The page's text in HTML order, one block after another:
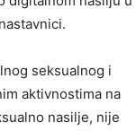
seksualnog i
aktivnostima na
nasilje, nije